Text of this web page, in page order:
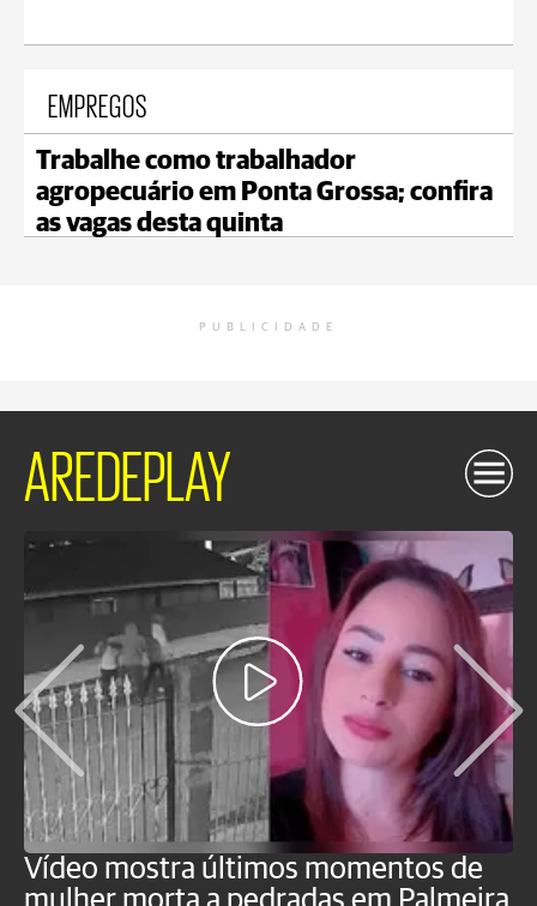
EMPREGOS
Trabalhe como trabalhador
agropecuário em Ponta Grossa; confira
as vagas desta quinta
PUBLICIDADE
AREDEPLAY
Vídeo mostra últimos momentos de